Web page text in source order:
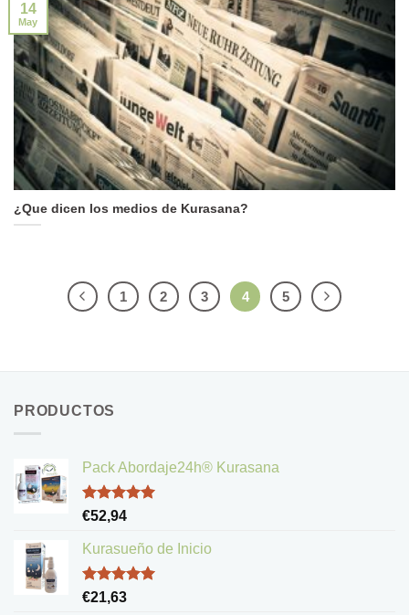
¿Que dicen los medios de Kurasana?
14
May
1 2 3 4 5
PRODUCTOS
Pack Abordaje24h® Kurasana
Valorado
de 5
€52,94
Kurasueño de Inicio
Valorado
€21,63